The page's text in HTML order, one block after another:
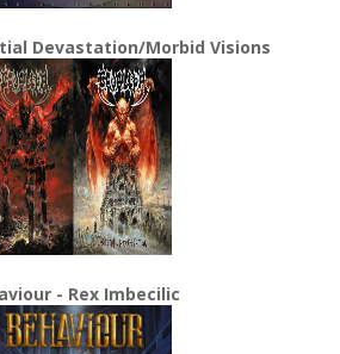
Devastation/Morbid Visions
- Rex Imbecilic